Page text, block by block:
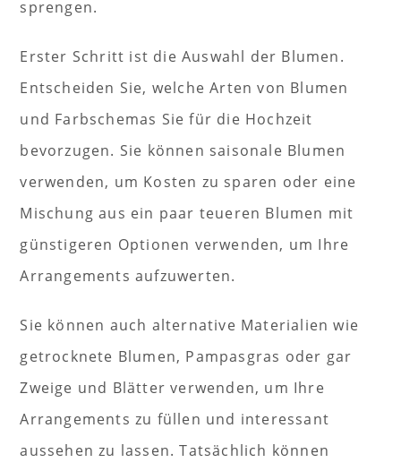
sprengen.
Erster Schritt ist die Auswahl der Blumen.
Entscheiden Sie, welche Arten von Blumen
und Farbschemas Sie für die Hochzeit
bevorzugen. Sie können saisonale Blumen
verwenden, um Kosten zu sparen oder eine
Mischung aus ein paar teueren Blumen mit
günstigeren Optionen verwenden, um Ihre
Arrangements aufzuwerten.
Sie können auch alternative Materialien wie
getrocknete Blumen, Pampasgras oder gar
Zweige und Blätter verwenden, um Ihre
Arrangements zu füllen und interessant
aussehen zu lassen. Tatsächlich können